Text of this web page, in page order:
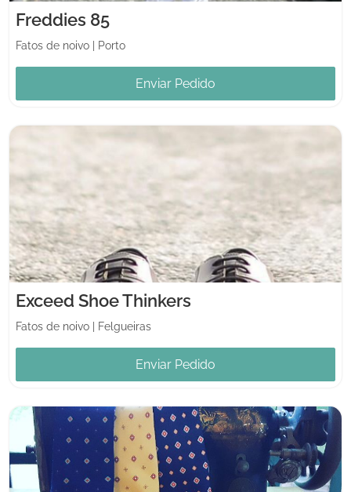
Freddies 85
Fatos de noivo Porto
Enviar Pedido
Exceed Shoe Thinkers
Fatos de noivo Felgueiras
Enviar Pedido